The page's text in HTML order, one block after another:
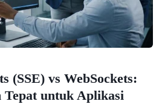
(SSE) vs WebSockets:
Tepat untuk Aplikasi